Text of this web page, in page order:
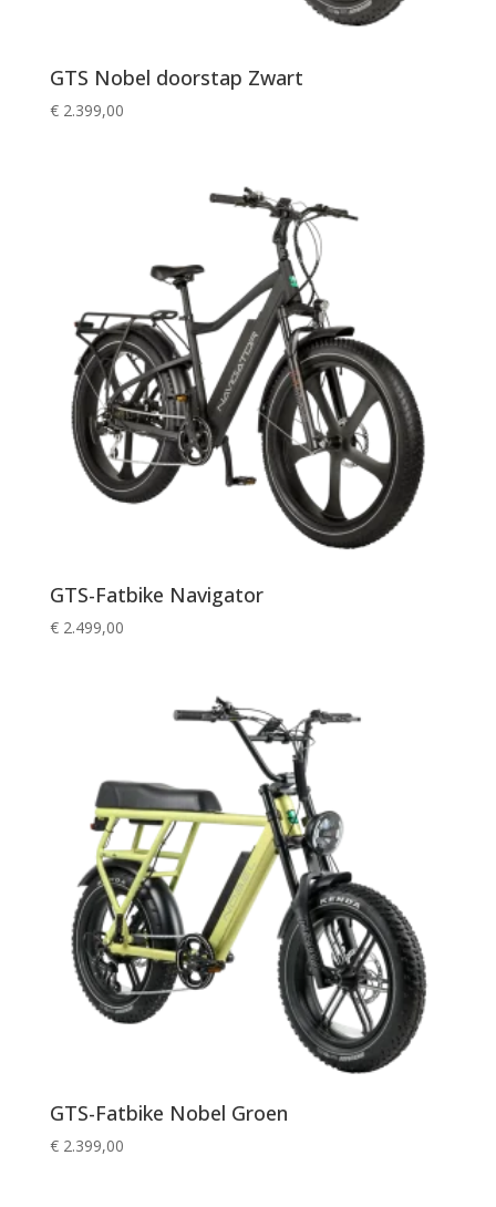
GTS Nobel doorstap Zwart
€2.399,00
GTS-Fatbike Navigator
€2.499,00
GTS-Fatbike Nobel Groen
€2.399,00